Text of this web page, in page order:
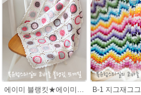
에이미 블랭킷★에이미울 뜨개실DIY 북유럽블랭킷 코바늘뜨기/손뜨개블랭킷 부드러운 털실